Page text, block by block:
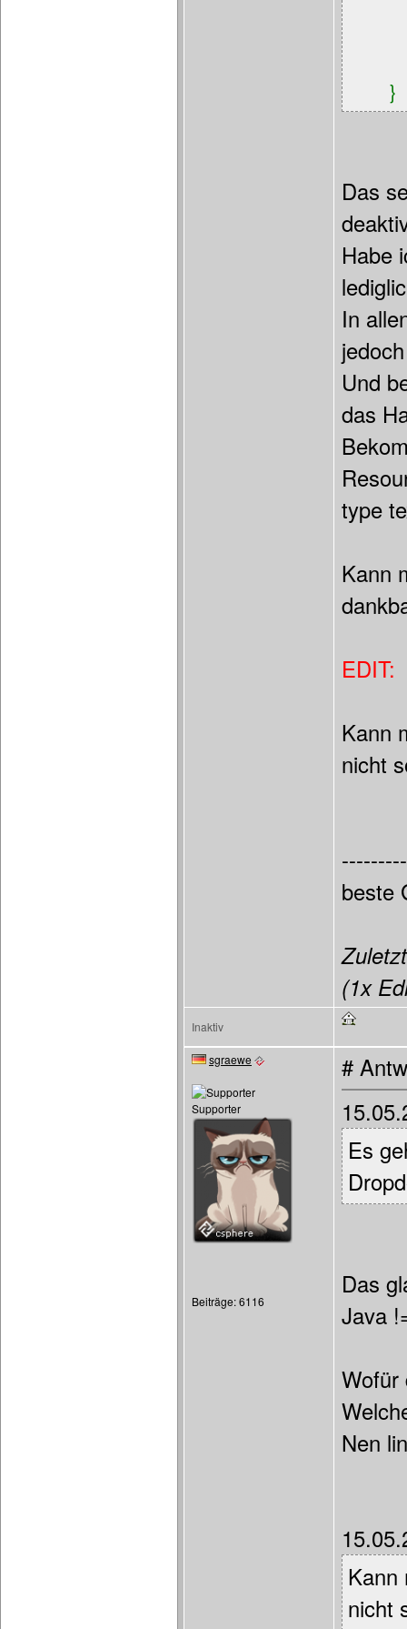
}
Das
Habe
In
Und
das
type
Kann
EDIT:
Kann
nicht
beste
(1x
Inaktiv
sgraewe
Supporter
Beiträge: 6116
#
Es
Das
Java
Wofür
Nen
Kann
nicht